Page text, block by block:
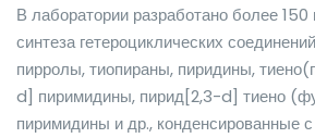
В лаборатории разработано более
синтеза гетероциклических
пирролы, тиопираны, пиридины,
d] пиримидины, пирид[2,3-d] тиено
пиримидины и др., конденсированные